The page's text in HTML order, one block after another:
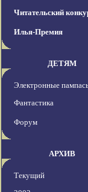
Читательский
Илья-Премия
ДЕТЯМ
Электронные
Фантастика
Форум
АРХИВ
Текущий